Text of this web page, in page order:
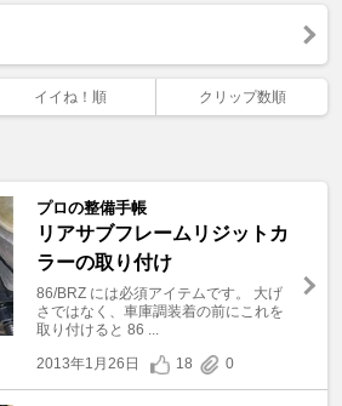
イイね！順 クリップ数順
プロの整備手帳
リアサブフレームリジットカ
ラーの取り付け
86/BRZ には必須アイテムです。 大げ
さではなく、車庫調装着の前にこれを
取り付けると 86 ...
2013年1月26日
18 0